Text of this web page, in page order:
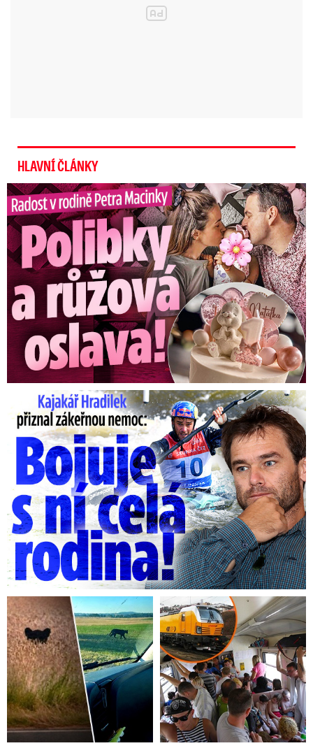
HLAVNÍ ČLÁNKY
Radost v rodině Petra Macinky: Polibky a růžová oslava!
Kajakář Hradilek přiznal zákeřnou nemoc: Bojuje s ní celá ...